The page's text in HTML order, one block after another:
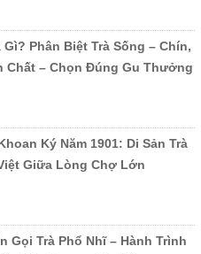
Gì? Phân Biệt Trà Sống – Chín,
Chất – Chọn Đúng Gu Thưởng
Ký Năm 1901: Di Sản Trà
Giữa Lòng Chợ Lớn
Gọi Trà Phổ Nhĩ – Hành Trình